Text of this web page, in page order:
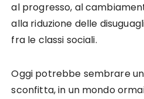
al progresso, al
alla riduzione delle
fra le classi sociali.
Oggi potrebbe sembrare
sconfitta, in un mondo